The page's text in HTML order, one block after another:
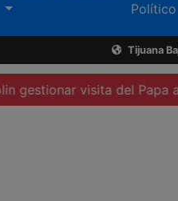
Político
Tijuana
del Papa al país